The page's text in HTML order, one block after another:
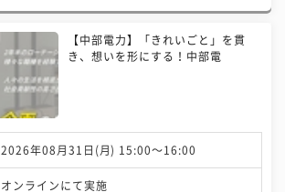
【中部電力】「きれいごと」を貫
き、想いを形にする！中部電
2026年08月31日(月) 15:00〜16:00
オンラインにて実施